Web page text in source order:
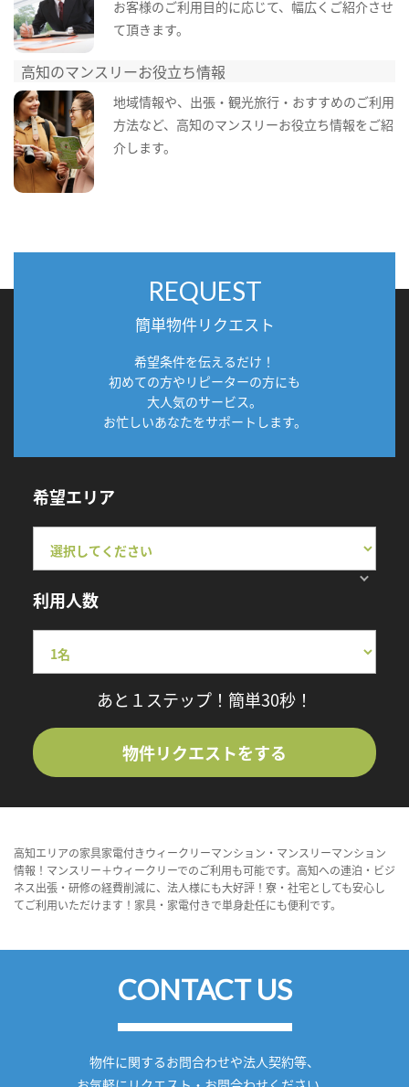
お客様のご利用目的に応じて、幅広くご紹介させ
て頂きます。
高知のマンスリーお役立ち情報
地域情報や、出張・観光旅行・おすすめのご利用
方法など、高知のマンスリーお役立ち情報をご紹
介します。
REQUEST
簡単物件リクエスト
希望条件を伝えるだけ！
初めての方やリピーターの方にも
大人気のサービス。
お忙しいあなたをサポートします。
希望エリア
利用人数
あと１ステップ！簡単30秒！
物件リクエストをする
高知エリアの家具家電付きウィークリーマンション・マンスリーマンション
情報！マンスリー＋ウィークリーでのご利用も可能です。高知への連泊・ビジ
ネス出張・研修の経費削減に、法人様にも大好評！寮・社宅としても安心し
てご利用いただけます！家具・家電付きで単身赴任にも便利です。
CONTACT US
物件に関するお問合わせや法人契約等、